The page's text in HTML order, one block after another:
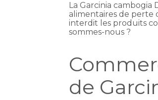
La Garcinia
alimentaires de perte
interdit les produits
sommes-nous ?
de